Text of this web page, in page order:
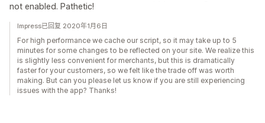
not enabled. Pathetic!
Impress已回复 2020年1月6日
For high performance we cache our script, so it may take up to 5
minutes for some changes to be reflected on your site. We realize this
is slightly less convenient for merchants, but this is dramatically
faster for your customers, so we felt like the trade off was worth
making. But can you please let us know if you are still experiencing
issues with the app? Thanks!